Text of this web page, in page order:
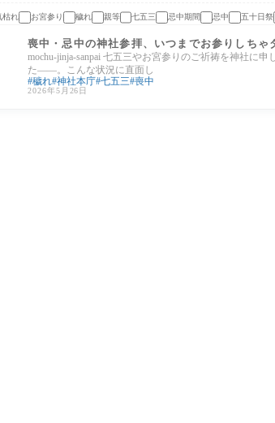
枯れ お宮参り 穢れ 親等 七五三 忌中期間 忌中 五十日祭
文化
喪中・忌中の神社参拝、いつまでお参りしち
mochu-jinja-sanpai 七五三やお宮参りのご祈祷を神社に
た——。こんな状況に直面し
穢れ 神社本庁 七五三 喪中
2026年5月26日